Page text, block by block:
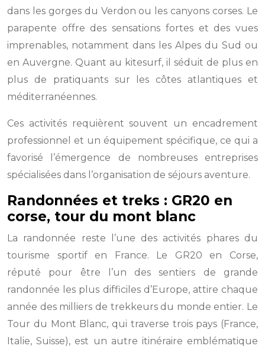
dans les gorges du Verdon ou les canyons corses. Le
parapente offre des sensations fortes et des vues
imprenables, notamment dans les Alpes du Sud ou
en Auvergne. Quant au kitesurf, il séduit de plus en
plus de pratiquants sur les côtes atlantiques et
méditerranéennes.
Ces activités requièrent souvent un encadrement
professionnel et un équipement spécifique, ce qui a
favorisé l’émergence de nombreuses entreprises
spécialisées dans l’organisation de séjours aventure.
Randonnées et treks : GR20 en
corse, tour du mont blanc
La randonnée reste l’une des activités phares du
tourisme sportif en France. Le GR20 en Corse,
réputé pour être l’un des sentiers de grande
randonnée les plus difficiles d’Europe, attire chaque
année des milliers de trekkeurs du monde entier. Le
Tour du Mont Blanc, qui traverse trois pays (France,
Italie, Suisse), est un autre itinéraire emblématique